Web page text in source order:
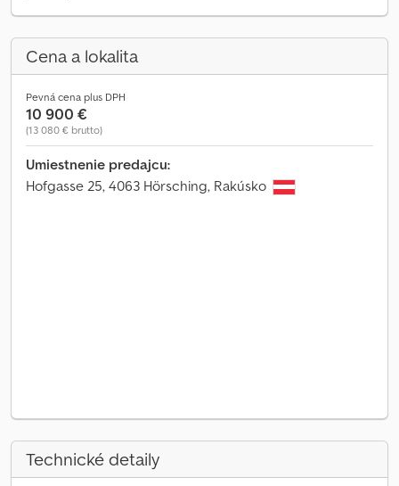
Cena a lokalita
Pevná cena plus DPH
10 900 €
(13 080 € brutto)
Umiestnenie predajcu:
Hofgasse 25, 4063 Hörsching, Rakúsko
Technické detaily